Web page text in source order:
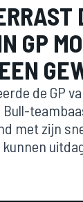
GP
de GP
met zijn